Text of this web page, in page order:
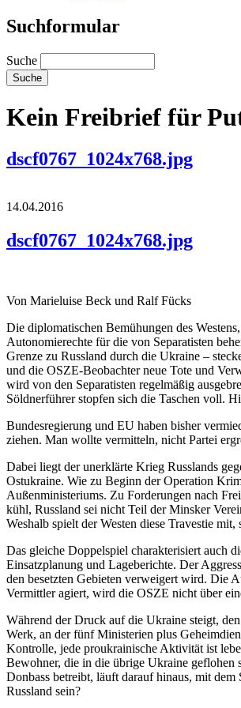
Suchformular
Suche
Kein Freibrief für
dscf0767_1024x768.jpg
14.04.2016
dscf0767_1024x768.jpg
Von Marieluise Beck und Ralf Fücks
Die diplomatischen Bemühungen des
Autonomierechte für die von Separatisten
Grenze zu Russland durch die Ukraine –
und die OSZE-Beobachter neue Tote und
wird von den Separatisten regelmäßig
Söldnerführer stopfen sich die Taschen voll.
Bundesregierung und EU haben bisher
ziehen. Man wollte vermitteln, nicht Partei
Dabei liegt der unerklärte Krieg Russlands
Ostukraine. Wie zu Beginn der Operation
Außenministeriums. Zu Forderungen nach
kühl, Russland sei nicht Teil der Minsker
Weshalb spielt der Westen diese Travestie
Das gleiche Doppelspiel charakterisiert auch
Einsatzplanung und Lageberichte. Der
den besetzten Gebieten verweigert wird. Die
Vermittler agiert, wird die OSZE nicht über
Während der Druck auf die Ukraine steigt,
Werk, an der fünf Ministerien plus
Kontrolle, jede proukrainische Aktivität ist
Bewohner, die in die übrige Ukraine geflohen
Donbass betreibt, läuft darauf hinaus, mit
Russland sein?